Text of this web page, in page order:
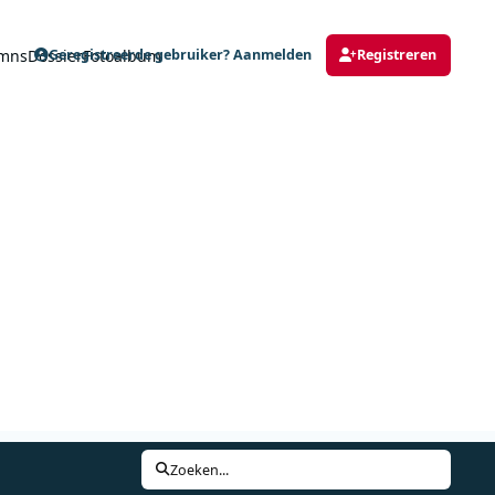
DossierFotoalbum
Geregistreerde gebruiker? Aanmelden Registreren
Zoeken...